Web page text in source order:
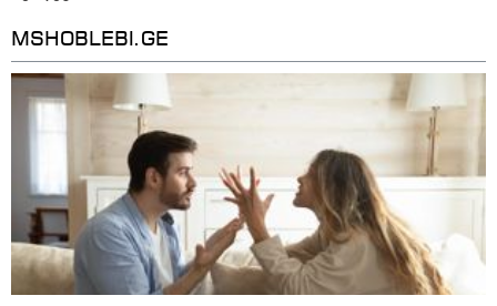
ანასტასია ბერუაშვილსაც
Faceამბები
MSHOBLEBI.GE